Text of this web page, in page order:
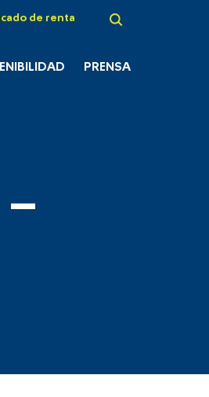
de renta
PRENSA